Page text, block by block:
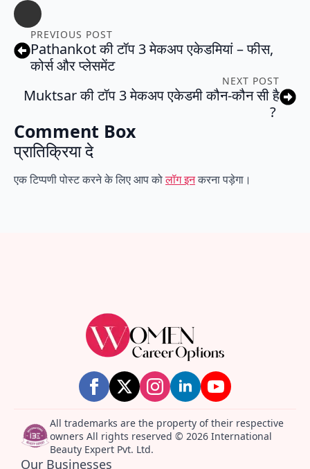
PREVIOUS POST
Pathankot की टॉप 3 मेकअप एकेडमियां – फीस,
कोर्स और प्लेसमेंट
NEXT POST
Muktsar की टॉप 3 मेकअप एकेडमी कौन-कौन सी है
?
Comment Box
प्रातिक्रिया दे
एक टिप्पणी पोस्ट करने के लिए आप कोलॉग इनकरना पड़ेगा।
All trademarks are the property of their respective
owners All rights reserved © 2026 International
Beauty Expert Pvt. Ltd.
Our Businesses